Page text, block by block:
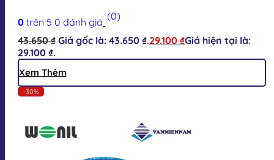
0 trên 5 0 đánh giá (0)
43.650₫ Giá gốc là: 43.650 ₫.29.100 ₫Giá hiện tại là:
29.100 ₫.
Xem Thêm
-30%